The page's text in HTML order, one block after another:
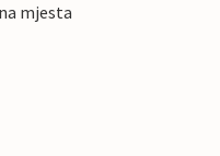
mjesta